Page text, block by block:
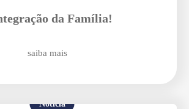
da Família!
saiba mais
Notícia